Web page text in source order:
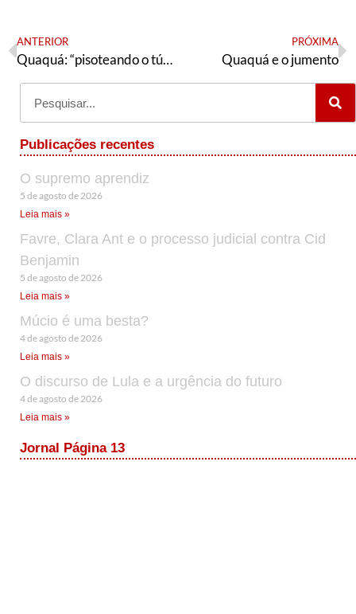
ANTERIOR
Quaquá: “pisoteando o túmulo de mais de 450 mil mortos”
PRÓXIMA
Quaquá e o jumento
Publicações recentes
O supremo aprendiz
5 de agosto de 2026
Leia mais »
Favre, Clara Ant e o processo judicial contra Cid
Benjamin
5 de agosto de 2026
Leia mais »
Múcio é uma besta?
4 de agosto de 2026
Leia mais »
O discurso de Lula e a urgência do futuro
4 de agosto de 2026
Leia mais »
Jornal Página 13